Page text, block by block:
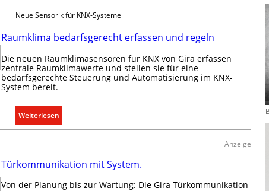
Neue Sensorik für KNX-Systeme
Raumklima bedarfsgerecht erfassen und regeln
Die neuen Raumklimasensoren für KNX von Gira erfassen
zentrale Raumklimawerte und stellen sie für eine
bedarfsgerechte Steuerung und Automatisierung im KNX-
System bereit.
Weiterlesen:
R
m
Anzeige
Türkommunikation mit System.
Von der Planung bis zur Wartung: Die Gira Türkommunikation